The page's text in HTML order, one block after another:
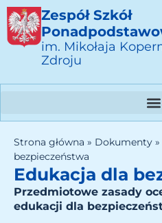
Zespół Szkół
im. Mikołaja
Zdroju
Strona główna » Dokumenty »
bezpieczeństwa
Edukacja dla
Przedmiotowe zasady
edukacji dla